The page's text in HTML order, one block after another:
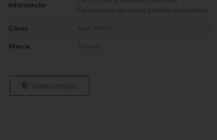
Informação
Fechamento em velcro Modelo automático
Cores Azul Preto
Marca Convoy
Onde comprar